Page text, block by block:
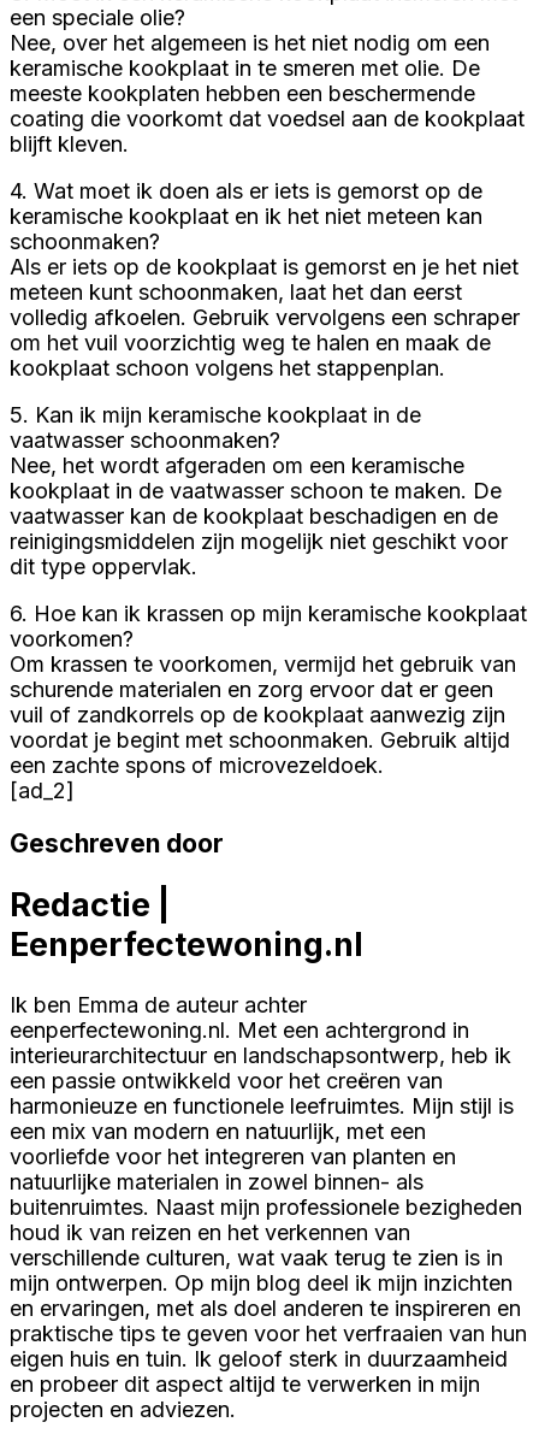
een speciale olie?
Nee, over het algemeen is het niet nodig om een
keramische kookplaat in te smeren met olie. De
meeste kookplaten hebben een beschermende
coating die voorkomt dat voedsel aan de kookplaat
blijft kleven.
4. Wat moet ik doen als er iets is gemorst op de
keramische kookplaat en ik het niet meteen kan
schoonmaken?
Als er iets op de kookplaat is gemorst en je het niet
meteen kunt schoonmaken, laat het dan eerst
volledig afkoelen. Gebruik vervolgens een schraper
om het vuil voorzichtig weg te halen en maak de
kookplaat schoon volgens het stappenplan.
5. Kan ik mijn keramische kookplaat in de
vaatwasser schoonmaken?
Nee, het wordt afgeraden om een keramische
kookplaat in de vaatwasser schoon te maken. De
vaatwasser kan de kookplaat beschadigen en de
reinigingsmiddelen zijn mogelijk niet geschikt voor
dit type oppervlak.
6. Hoe kan ik krassen op mijn keramische kookplaat
voorkomen?
Om krassen te voorkomen, vermijd het gebruik van
schurende materialen en zorg ervoor dat er geen
vuil of zandkorrels op de kookplaat aanwezig zijn
voordat je begint met schoonmaken. Gebruik altijd
een zachte spons of microvezeldoek.
[ad_2]
Geschreven door
Redactie |
Eenperfectewoning.nl
Ik ben Emma de auteur achter
eenperfectewoning.nl. Met een achtergrond in
interieurarchitectuur en landschapsontwerp, heb ik
een passie ontwikkeld voor het creëren van
harmonieuze en functionele leefruimtes. Mijn stijl is
een mix van modern en natuurlijk, met een
voorliefde voor het integreren van planten en
natuurlijke materialen in zowel binnen- als
buitenruimtes. Naast mijn professionele bezigheden
houd ik van reizen en het verkennen van
verschillende culturen, wat vaak terug te zien is in
mijn ontwerpen. Op mijn blog deel ik mijn inzichten
en ervaringen, met als doel anderen te inspireren en
praktische tips te geven voor het verfraaien van hun
eigen huis en tuin. Ik geloof sterk in duurzaamheid
en probeer dit aspect altijd te verwerken in mijn
projecten en adviezen.